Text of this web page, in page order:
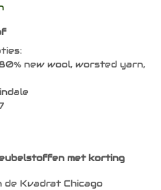
new wool, worsted yarn,
met korting
de Kvadrat Chicago